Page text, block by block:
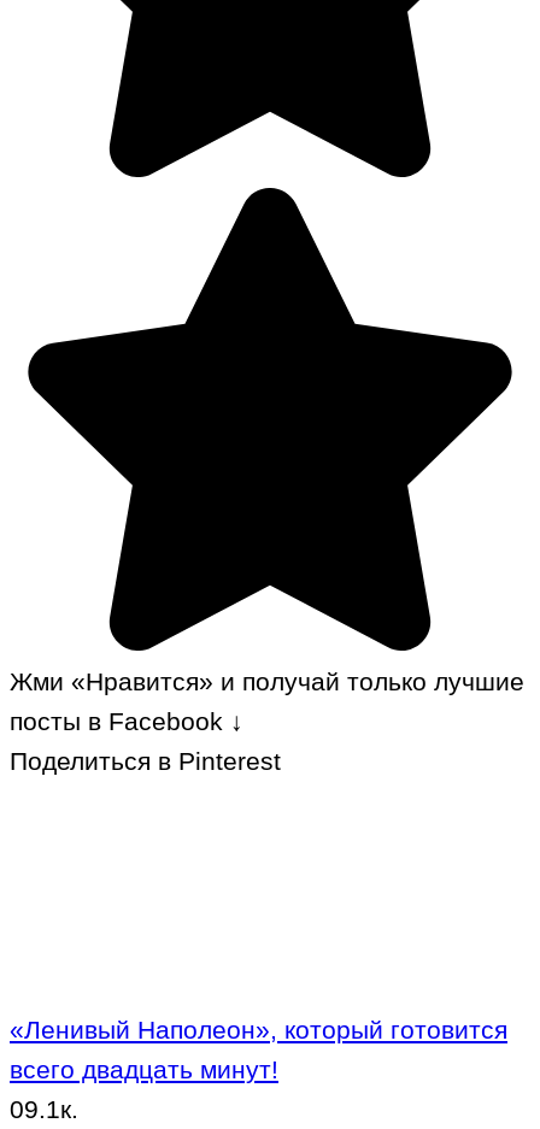
Жми «Нравится» и получай только лучшие
посты в Facebook ↓
Поделиться в Pinterest
«Ленивый Наполеон», который готовится
всего двадцать минут!
09.1к.